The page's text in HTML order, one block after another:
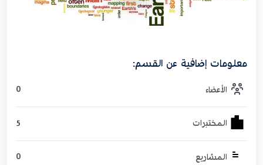
معلومات إضافية عن القسم:
الأعضاء 0
المختبرات 5
المشاريع 0